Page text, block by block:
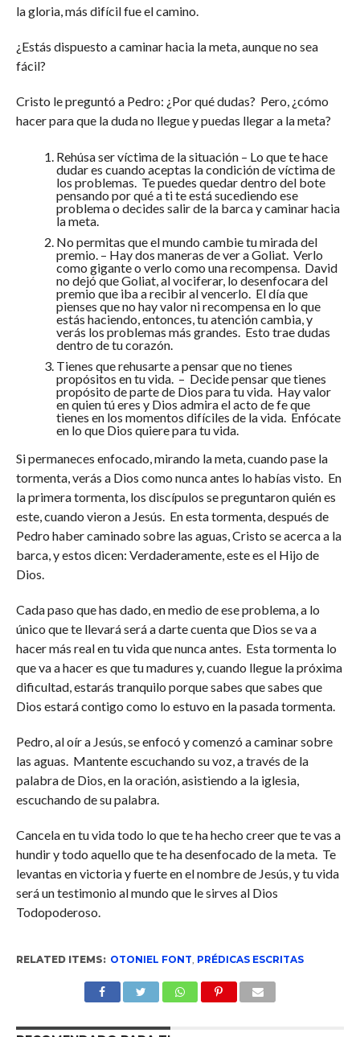
la gloria, más difícil fue el camino.
¿Estás dispuesto a caminar hacia la meta, aunque no sea
fácil?
Cristo le preguntó a Pedro: ¿Por qué dudas? Pero, ¿cómo
hacer para que la duda no llegue y puedas llegar a la meta?
Rehúsa ser víctima de la situación – Lo que te hace
dudar es cuando aceptas la condición de víctima de
los problemas. Te puedes quedar dentro del bote
pensando por qué a ti te está sucediendo ese
problema o decides salir de la barca y caminar hacia
la meta.
No permitas que el mundo cambie tu mirada del
premio. – Hay dos maneras de ver a Goliat. Verlo
como gigante o verlo como una recompensa. David
no dejó que Goliat, al vociferar, lo desenfocara del
premio que iba a recibir al vencerlo. El día que
pienses que no hay valor ni recompensa en lo que
estás haciendo, entonces, tu atención cambia, y
verás los problemas más grandes. Esto trae dudas
dentro de tu corazón.
Tienes que rehusarte a pensar que no tienes
propósitos en tu vida. – Decide pensar que tienes
propósito de parte de Dios para tu vida. Hay valor
en quien tú eres y Dios admira el acto de fe que
tienes en los momentos difíciles de la vida. Enfócate
en lo que Dios quiere para tu vida.
Si permaneces enfocado, mirando la meta, cuando pase la
tormenta, verás a Dios como nunca antes lo habías visto. En
la primera tormenta, los discípulos se preguntaron quién es
este, cuando vieron a Jesús. En esta tormenta, después de
Pedro haber caminado sobre las aguas, Cristo se acerca a la
barca, y estos dicen: Verdaderamente, este es el Hijo de
Dios.
Cada paso que has dado, en medio de ese problema, a lo
único que te llevará será a darte cuenta que Dios se va a
hacer más real en tu vida que nunca antes. Esta tormenta lo
que va a hacer es que tu madures y, cuando llegue la próxima
dificultad, estarás tranquilo porque sabes que sabes que
Dios estará contigo como lo estuvo en la pasada tormenta.
Pedro, al oír a Jesús, se enfocó y comenzó a caminar sobre
las aguas. Mantente escuchando su voz, a través de la
palabra de Dios, en la oración, asistiendo a la iglesia,
escuchando de su palabra.
Cancela en tu vida todo lo que te ha hecho creer que te vas a
hundir y todo aquello que te ha desenfocado de la meta. Te
levantas en victoria y fuerte en el nombre de Jesús, y tu vida
será un testimonio al mundo que le sirves al Dios
Todopoderoso.
RELATED ITEMS: OTONIEL FONT, PRÉDICAS ESCRITAS